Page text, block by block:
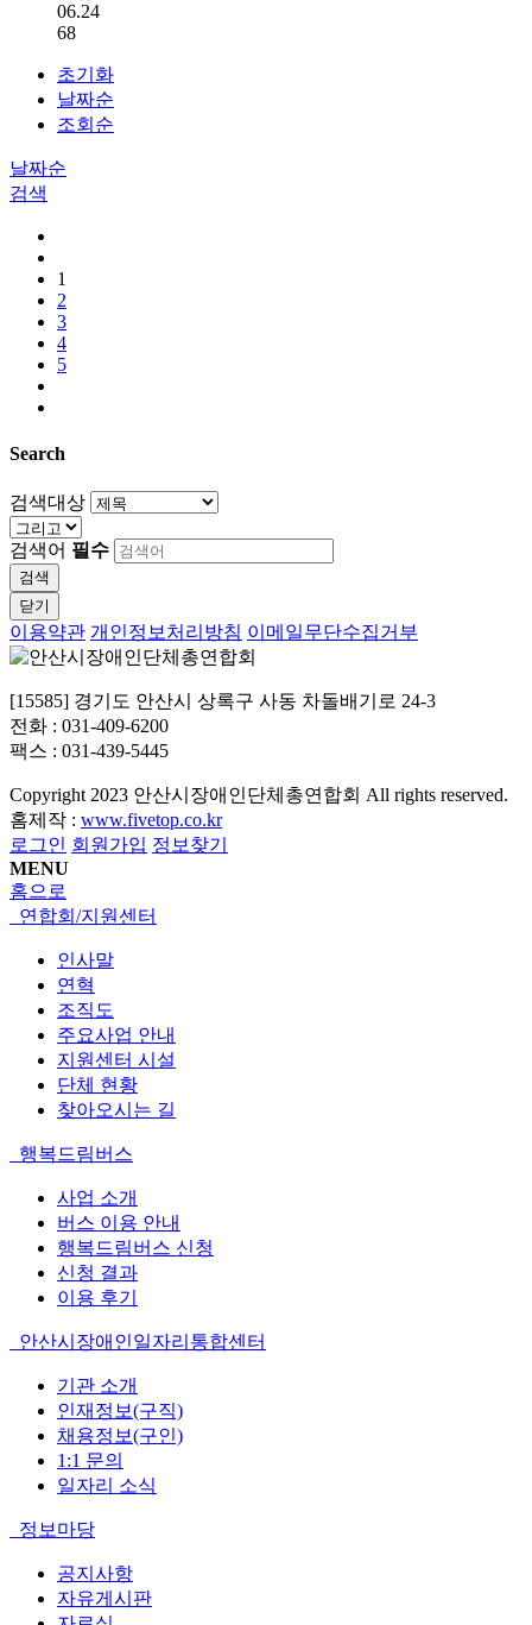
06.24
68
초기화
날짜순
조회순
날짜순
검색
1
2
3
4
5
Search
검색대상
검색어 필수
검색
닫기
이용약관 개인정보처리방침 이메일무단수집거부
[15585] 경기도 안산시 상록구 사동 차돌배기로 24-3
전화 : 031-409-6200
팩스 : 031-439-5445
Copyright 2023 안산시장애인단체총연합회 All rights reserved.
홈제작 : www.fivetop.co.kr
로그인 회원가입 정보찾기
MENU
홈으로
연합회/지원센터
인사말
연혁
조직도
주요사업 안내
지원센터 시설
단체 현황
찾아오시는 길
행복드림버스
사업 소개
버스 이용 안내
행복드림버스 신청
신청 결과
이용 후기
안산시장애인일자리통합센터
기관 소개
인재정보(구직)
채용정보(구인)
1:1 문의
일자리 소식
정보마당
공지사항
자유게시판